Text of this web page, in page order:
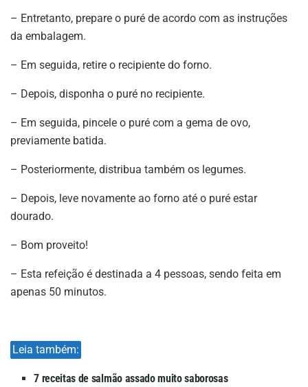
– Entretanto, prepare o puré de acordo com as instruções
da embalagem.
– Em seguida, retire o recipiente do forno.
– Depois, disponha o puré no recipiente.
– Em seguida, pincele o puré com a gema de ovo,
previamente batida.
– Posteriormente, distribua também os legumes.
– Depois, leve novamente ao forno até o puré estar
dourado.
– Bom proveito!
– Esta refeição é destinada a 4 pessoas, sendo feita em
apenas 50 minutos.
Leia também:
7 receitas de salmão assado muito saborosas